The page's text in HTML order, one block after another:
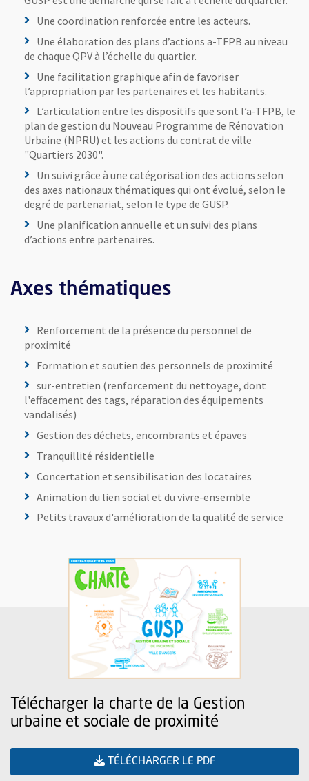
Une coordination renforcée entre les acteurs.
Une élaboration des plans d’actions a-TFPB au niveau
de chaque QPV à l’échelle du quartier.
Une facilitation graphique afin de favoriser
l’appropriation par les partenaires et les habitants.
L’articulation entre les dispositifs que sont l’a-TFPB, le
plan de gestion du Nouveau Programme de Rénovation
Urbaine (NPRU) et les actions du contrat de ville
"Quartiers 2030".
Un suivi grâce à une catégorisation des actions selon
des axes nationaux thématiques qui ont évolué, selon le
degré de partenariat, selon le type de GUSP.
Une planification annuelle et un suivi des plans
d’actions entre partenaires.
Axes thématiques
Renforcement de la présence du personnel de
proximité
Formation et soutien des personnels de proximité
sur-entretien (renforcement du nettoyage, dont
l'effacement des tags, réparation des équipements
vandalisés)
Gestion des déchets, encombrants et épaves
Tranquillité résidentielle
Concertation et sensibilisation des locataires
Animation du lien social et du vivre-ensemble
Petits travaux d'amélioration de la qualité de service
Télécharger la charte de la Gestion
urbaine et sociale de proximité
TÉLÉCHARGER LE PDF, OUVRE UNE